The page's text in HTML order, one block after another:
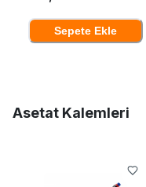
Sepete Ekle
Asetat Kalemleri